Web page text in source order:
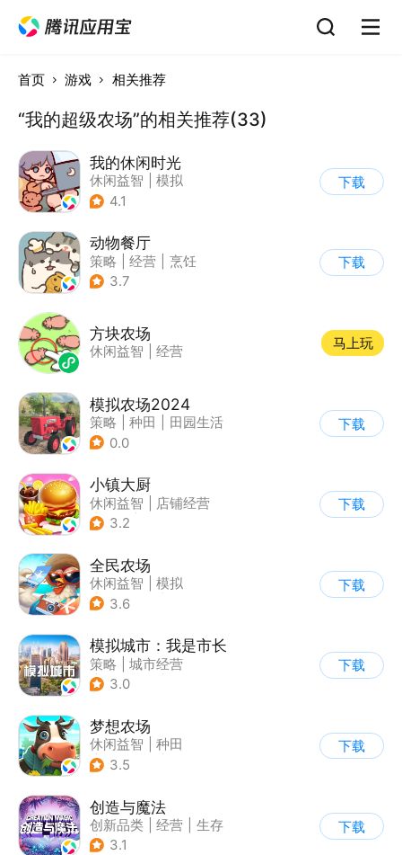
首页 游戏 相关推荐
“我的超级农场”的相关推荐(33)
我的休闲时光
休闲益智
模拟
4.1
下载
动物餐厅
策略 经营
烹饪
| 宠物
3.7
下载
方块农场
休闲益智 经营
马上玩
模拟农场2024
策略 种田
田园生活
| 写实
0.0
下载
小镇大厨
休闲益智
店铺经营
| 美食
3.2
下载
全民农场
休闲益智
模拟
| 田园生活
3.6
下载
模拟城市：我是市长
策略
城市经营
| 模拟城市
3.0
下载
梦想农场
休闲益智
种田
| 田园生活
3.5
下载
创造与魔法
创新品类 经营
生存
| 开放世界
3.1
下载